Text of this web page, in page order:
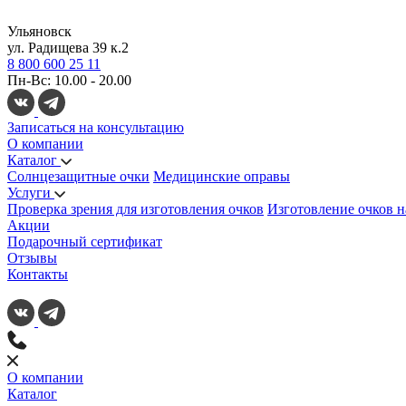
Ульяновск
ул. Радищева 39 к.2
8 800 600 25 11
Пн-Вс: 10.00 - 20.00
Записаться на консультацию
О компании
Каталог
Солнцезащитные очки Медицинские оправы
Услуги
Проверка зрения для изготовления очков Изготовление очков
Акции
Подарочный сертификат
Отзывы
Контакты
О компании
Каталог